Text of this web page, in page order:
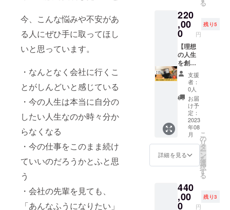
今、こんな悩みや不安があ
る人にぜひ手に取ってほし
いと思っています。
・なんとなく会社に行くこ
とがしんどいと感じている
・今の人生は本当に自分の
したい人生なのか時々分か
らなくなる
・今の仕事をこのまま続け
ていいのだろうかとふと思
う
・会社の先輩を見ても、
「あんなふうになりたい」
をご用
意くだ
さい。
細は
メール
にて調
整いた
しま
す。 ※
リアル
での場
合は、
交通
費・飲
食代は
別途頂
戴いた
しま
す。 ※
リアル
の場合
意くだ
さい。
成する
ために
必要な
要素を
マンダ
ラで整
理しま
す ・整
理した
要素か
ら行動
計画を
策定し
ます ・
今後の
人生の
ライフ
イベン
トを整
理し、
なるお
金を整
理しま
知る
ワーク
ワーク
の内容
・自分
が今ま
でに
やって
きたア
ルバイ
トも含
めた仕
事や趣
味など
を棚卸
ししま
す ・人
生を振
り返
り、自
好きな
こと、
嫌いな
・日
程：別
途調整
・時
間：2時
間×4回
・場
所：
zoomま
たは東
京近郊
・期
限：
2023年
8月～
2024年
7月 ・
内容：
ワーク
を通し
当の自
分自身
を知
作成す
るワー
クを受
けてい
ただけ
る権利
です。
2時間×
全8回の
ワーク
をマン
ツーマ
ンで、
オンラ
インま
たはリ
アルに
て行い
ます。
■詳細
程：別
途調整
・時
る
220
,00
0 円
残り5
【理想
の人生
を創造
する思
考を身
につけ
るワー
ク】 思
考が現
実化す
る仕組
みを教
え、理
想の人
生を創
造する
ワーク
を受け
ていた
支援
者：
0人
お届
け予
定：
2023
年08
月
詳細を見る
こ
の
リ
タ
ー
ン
を
選
択
す
る
440
,00
0 円
残り3